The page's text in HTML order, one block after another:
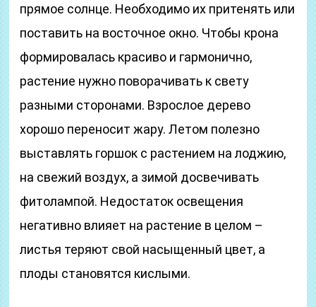
прямое солнце. Необходимо их притенять или
поставить на восточное окно. Чтобы крона
формировалась красиво и гармонично,
растение нужно поворачивать к свету
разными сторонами. Взрослое дерево
хорошо переносит жару. Летом полезно
выставлять горшок с растением на лоджию,
на свежий воздух, а зимой досвечивать
фитолампой. Недостаток освещения
негативно влияет на растение в целом –
листья теряют свой насыщенный цвет, а
плоды становятся кислыми.